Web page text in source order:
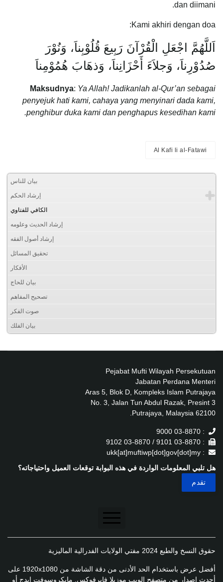
dan diimani.
Kami akhiri dengan doa:
اَللَّهُمَّ اجْعَلِ الْقُرْآنَ رَبِيعَ قُلُوْبِناَ، وَنُوْرَ
صُدُوْرِناَ، وَجلاَءَ أَحْزَانِناَ، وَذهَابَ هُمُوْمِناَ
Maksudnya: Ya Allah! Jadikanlah al-Qur’an sebagai
penyejuk hati kami, cahaya yang menyinari dada kami,
penghibur duka kami dan penghapus kesedihan kami.
Al Kafi li al-Fatawi
بيان للناس
إرشاد الحكم
الكافي للفتاوي
إرشاد الحديث وعلومه
إرشاد أصول الفقه
تحقيق المسائل
الأفكار
بيان للحاج
تصحيح المفاهم
صوت الفكر
بيان الفلك
Pejabat Mufti Wilayah Persekutuan
Jabatan Perdana Menteri
Aras 5, Blok D, Kompleks Islam Putrajaya
No. 3, Jalan Tun Abdul Razak, Presint 3
62100 Putrajaya, Malaysia.
: 03-8870 9000
: 03-8870 9101 / 03-8870 9102
: ukk[at]muftiwp[dot]gov[dot]my
هل تلبي المعلومات الواردة في هذه البوابة توقعات العميل واحتياجاته؟
تنصل
سياسة الخصوصية
سياسة الخصوصية
حقوق النسخ والطبع 2024 مفتي الولايات الفدرالية الماليزية
أفضل عرض باستخدام الحد الأدنى من دقة الشاشة من 1920x1080 على
أحدث إصدار من متصفح الويب موزيلا فايرفوكس, مايكروسوفت إيدج أو